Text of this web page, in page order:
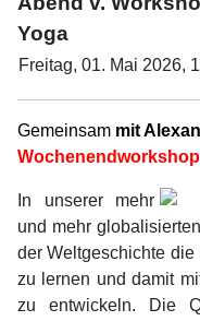
Yoga
Freitag, 01. Mai 2026,
Gemeinsam mit
Wochenendworkshop
In unserer mehr
und mehr
der Weltgeschichte
zu lernen und damit
zu entwickeln. Die